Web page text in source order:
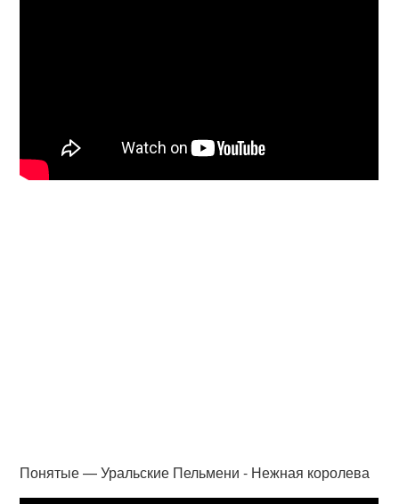
Понятые — Уральские Пельмени - Нежная королева